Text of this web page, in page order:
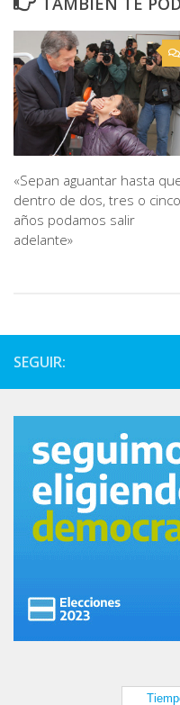
«Sepan aguantar hasta
dentro de dos, tres o cinco
años podamos salir
adelante»
SEGUIR: